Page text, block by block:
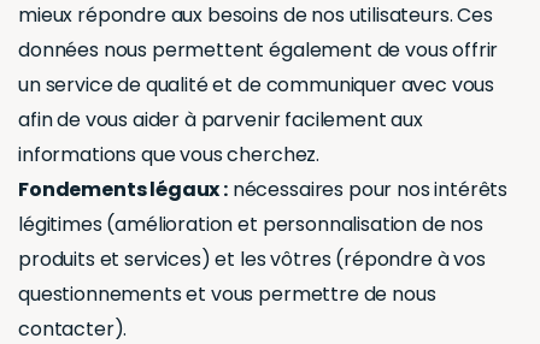
mieux répondre aux besoins de nos utilisateurs. Ces
données nous permettent également de vous offrir
un service de qualité et de communiquer avec vous
afin de vous aider à parvenir facilement aux
informations que vous cherchez.
Fondements légaux :nécessaires pour nos intérêts
légitimes (amélioration et personnalisation de nos
produits et services) et les vôtres (répondre à vos
questionnements et vous permettre de nous
contacter).